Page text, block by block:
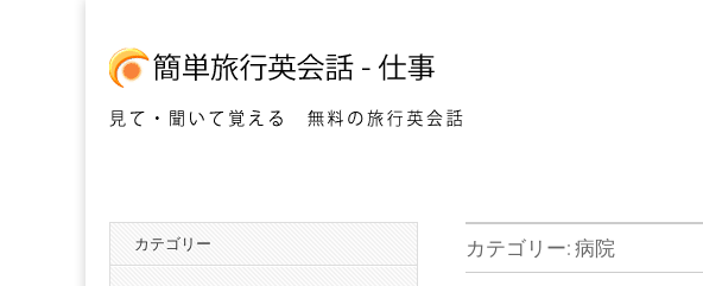
簡
単 カテゴリー:病院
カテゴリー